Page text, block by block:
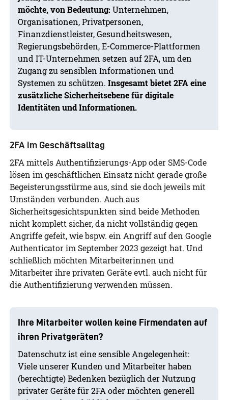
möchte, von Bedeutung: Unternehmen,
Organisationen, Privatpersonen,
Finanzdienstleister, Gesundheitswesen,
Regierungsbehörden, E-Commerce-Plattformen
und IT-Unternehmen setzen auf 2FA, um den
Zugang zu sensiblen Informationen und
Systemen zu schützen.Insgesamt bietet 2FA eine
zusätzliche Sicherheitsebene für digitale
Identitäten und Informationen.
2FA im Geschäftsalltag
2FA mittels Authentifizierungs-App oder SMS-Code
lösen im geschäftlichen Einsatz nicht gerade große
Begeisterungsstürme aus, sind sie doch jeweils mit
Umständen verbunden. Auch aus
Sicherheitsgesichtspunkten sind beide Methoden
nicht komplett sicher, da nicht vollständig gegen
Angriffe gefeit, wie bspw. ein Angriff auf den Google
Authenticator im September 2023 gezeigt hat. Und
schließlich möchten Mitarbeiterinnen und
Mitarbeiter ihre privaten Geräte evtl. auch nicht für
die Authentifizierung verwenden müssen.
Ihre Mitarbeiter wollen keine Firmendaten auf
ihren Privatgeräten?
Datenschutz ist eine sensible Angelegenheit:
Viele unserer Kunden und Mitarbeiter haben
(berechtigte) Bedenken bezüglich der Nutzung
privater Geräte für 2FA oder möchten generell